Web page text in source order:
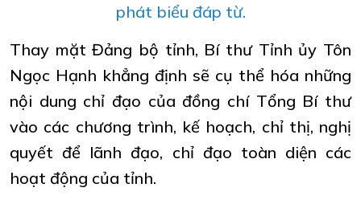
phát biểu đáp từ.
Thay mặt Đảng bộ tỉnh, Bí thư Tỉnh ủy Tôn
Ngọc Hạnh khẳng định sẽ cụ thể hóa những
nội dung chỉ đạo của đồng chí Tổng Bí thư
vào các chương trình, kế hoạch, chỉ thị, nghị
quyết để lãnh đạo, chỉ đạo toàn diện các
hoạt động của tỉnh.